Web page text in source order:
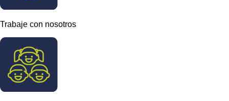
Trabaje con nosotros